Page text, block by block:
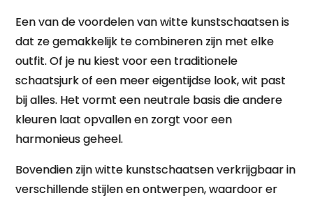
Een van de voordelen van witte kunstschaatsen is
dat ze gemakkelijk te combineren zijn met elke
outfit. Of je nu kiest voor een traditionele
schaatsjurk of een meer eigentijdse look, wit past
bij alles. Het vormt een neutrale basis die andere
kleuren laat opvallen en zorgt voor een
harmonieus geheel.
Bovendien zijn witte kunstschaatsen verkrijgbaar in
verschillende stijlen en ontwerpen, waardoor er